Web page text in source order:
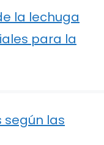
la lechuga
para la
las